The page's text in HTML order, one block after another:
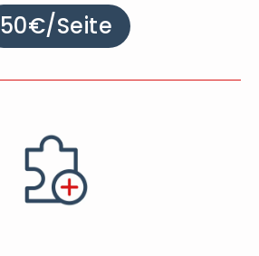
50€/Seite